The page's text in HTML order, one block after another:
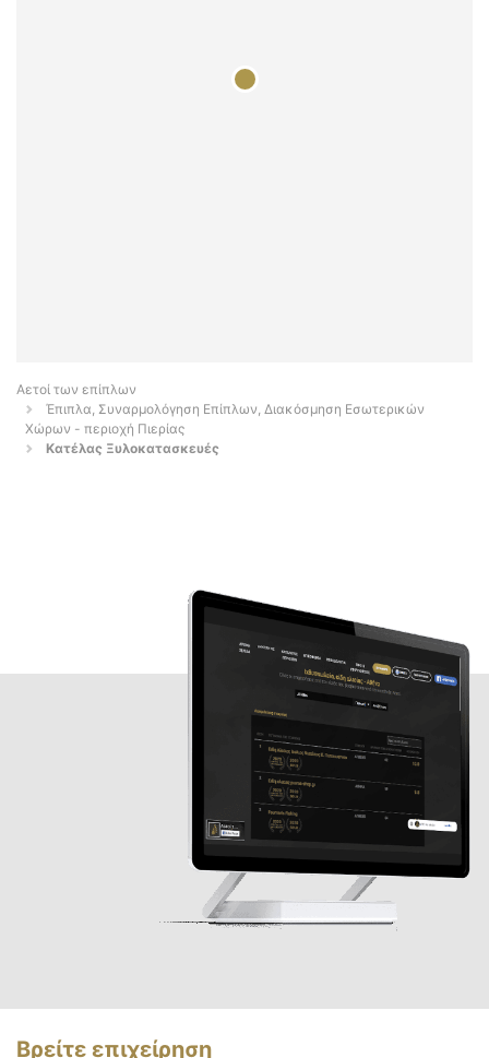
Αετοί των επίπλων
Έπιπλα, Συναρμολόγηση Επίπλων, Διακόσμηση Εσωτερικών
Χώρων - περιοχή Πιερίας
Κατέλας Ξυλοκατασκευές
Βρείτε επιχείρηση